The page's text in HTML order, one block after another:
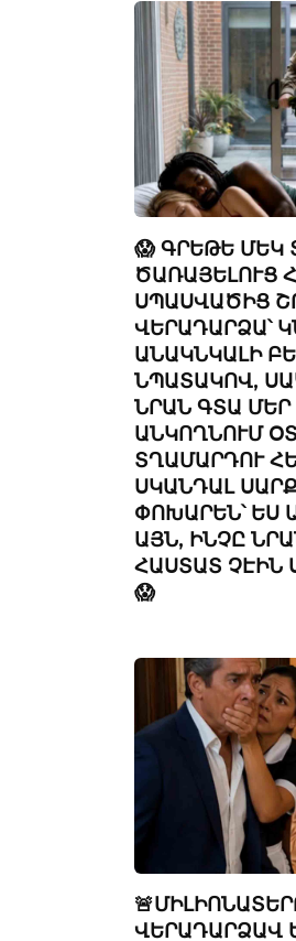
😱 ԳՐԵԹԵ ՄԵԿ
ԾԱՌԱՅԵԼՈՒՑ
ՍՊԱՍՎԱԾԻՑ
ՎԵՐԱԴԱՐՁԱ՝
ԱՆԱԿՆԿԱԼԻ
ՆՊԱՏԱԿՈՎ,
ՆՐԱՆ ԳՏԱ ՄԵՐ
ԱՆԿՈՂՆՈՒՄ
ՏՂԱՄԱՐԴՈՒ
ՍԿԱՆԴԱԼ
ՓՈԽԱՐԵՆ՝ ԵՍ
ԱՅՆ, ԻՆՉԸ
ՀԱՍՏԱՏ ՉԷԻՆ
😱
ՎԵՐԱԴԱՐՁԱՎ